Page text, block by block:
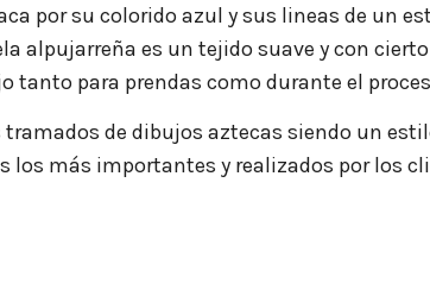
por su colorido azul y sus lineas de un
alpujarreña es un tejido suave y con
tanto para prendas como durante el
de dibujos aztecas siendo un
más importantes y realizados por los